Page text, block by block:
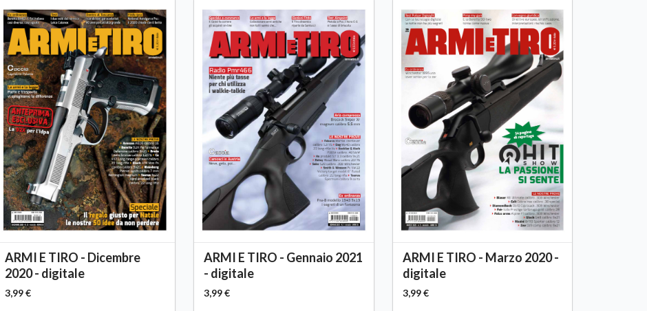
ARMI E TIRO - Dicembre
2020 - digitale
3,99 €
ARMI E TIRO - Gennaio 2021
- digitale
3,99 €
ARMI E TIRO - Marzo 2020 -
digitale
3,99 €